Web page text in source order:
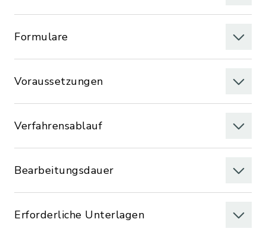
Formulare
Voraussetzungen
Verfahrensablauf
Bearbeitungsdauer
Erforderliche Unterlagen